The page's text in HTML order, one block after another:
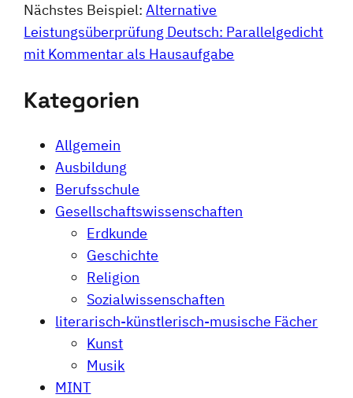
Nächstes Beispiel:Alternative
Leistungsüberprüfung Deutsch: Parallelgedicht
mit Kommentar als Hausaufgabe
Kategorien
Allgemein
Ausbildung
Berufsschule
Gesellschaftswissenschaften
Erdkunde
Geschichte
Religion
Sozialwissenschaften
literarisch-künstlerisch-musische Fächer
Kunst
Musik
MINT